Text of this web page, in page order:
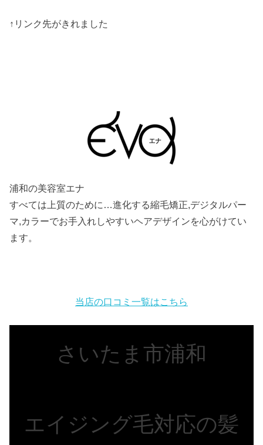
↑リンク先がきれました
浦和の美容室エナ
すべては上質のために…進化する縮毛矯正,デジタルパー
マ,カラーでお手入れしやすいヘアデザインを心がけてい
ます。
当店の口コミ一覧はこちら
さいたま市浦和
エイジング毛対応の髪